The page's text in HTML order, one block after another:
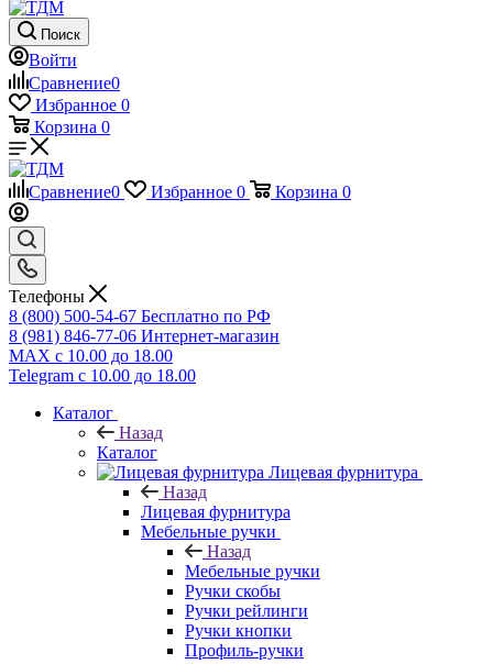
Поиск
Войти
Сравнение0
Избранное 0
Корзина 0
Сравнение0 Избранное 0 Корзина 0
Телефоны
8 (800) 500-54-67 Бесплатно по РФ
8 (981) 846-77-06 Интернет-магазин
MAX с 10.00 до 18.00
Telegram с 10.00 до 18.00
Каталог
Назад
Каталог
Лицевая фурнитура
Назад
Лицевая фурнитура
Мебельные ручки
Назад
Мебельные ручки
Ручки скобы
Ручки рейлинги
Ручки кнопки
Профиль-ручки